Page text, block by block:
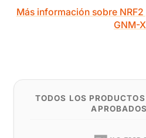
Más información sobre
GNM-
TODOS LOS